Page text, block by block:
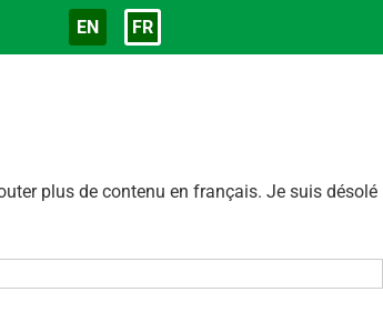
Langue
EN FR
plus de contenu en français. Je suis désolé